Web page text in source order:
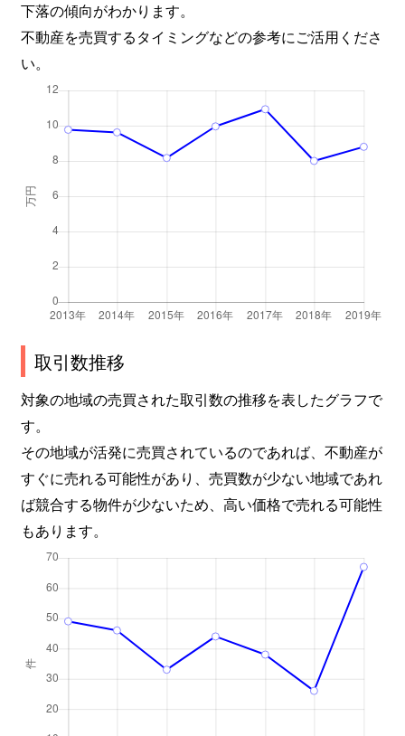
下落の傾向がわかります。
不動産を売買するタイミングなどの参考にご活用くださ
い。
取引数推移
対象の地域の売買された取引数の推移を表したグラフで
す。
その地域が活発に売買されているのであれば、不動産が
すぐに売れる可能性があり、売買数が少ない地域であれ
ば競合する物件が少ないため、高い価格で売れる可能性
もあります。